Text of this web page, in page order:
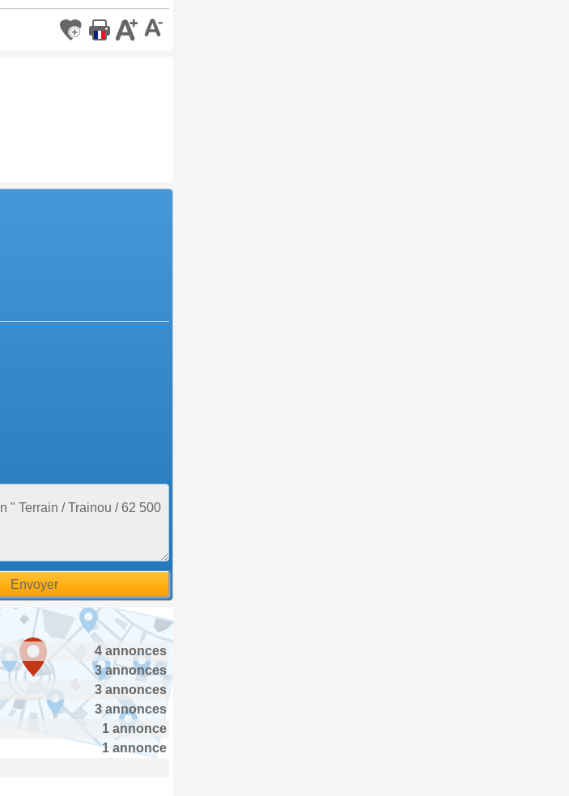
4 annonces
3 annonces
3 annonces
3 annonces
1 annonce
1 annonce